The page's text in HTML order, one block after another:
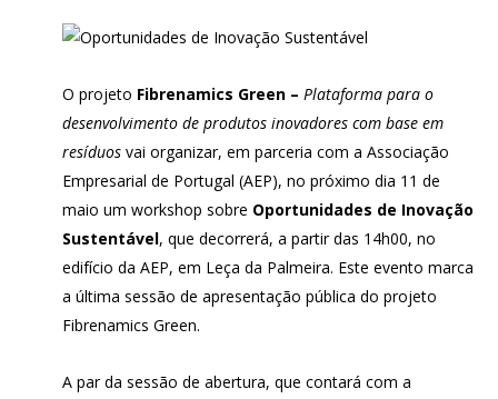
O projeto Fibrenamics Green –Plataforma para o
desenvolvimento de produtos inovadores com base em
resíduos vai organizar, em parceria com a Associação
Empresarial de Portugal (AEP), no próximo dia 11 de
maio um workshop sobre Oportunidades de Inovação
Sustentável, que decorrerá, a partir das 14h00, no
edifício da AEP, em Leça da Palmeira. Este evento marca
a última sessão de apresentação pública do projeto
Fibrenamics Green.
A par da sessão de abertura, que contará com a